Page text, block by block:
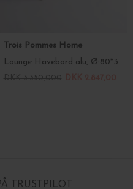
Trois Pommes Home
Lounge Havebord alu, Ø:80*32 - vælg farve
TRUSTPILOT